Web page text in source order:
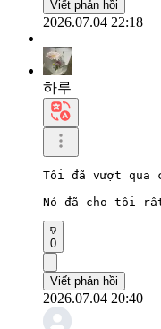
Viết phản hồi
2026.07.04 22:18
하루
Tôi đã vượt qua
Nó đã cho tôi
0
Viết phản hồi
2026.07.04 20:40